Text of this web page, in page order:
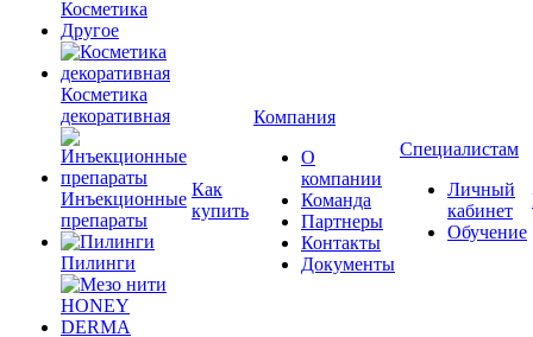
Косметика
Другое
Косметика
декоративная
Инъекционные
препараты
Пилинги
Как
купить
Компания
О
компании
Команда
Партнеры
Контакты
Документы
Специалистам
Личный
кабинет
Обучение